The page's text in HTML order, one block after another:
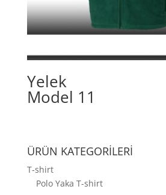
Yelek
Model 11
ÜRÜN KATEGORİLERİ
T-shirt
Polo Yaka T-shirt